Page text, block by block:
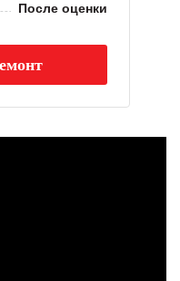
После оценки